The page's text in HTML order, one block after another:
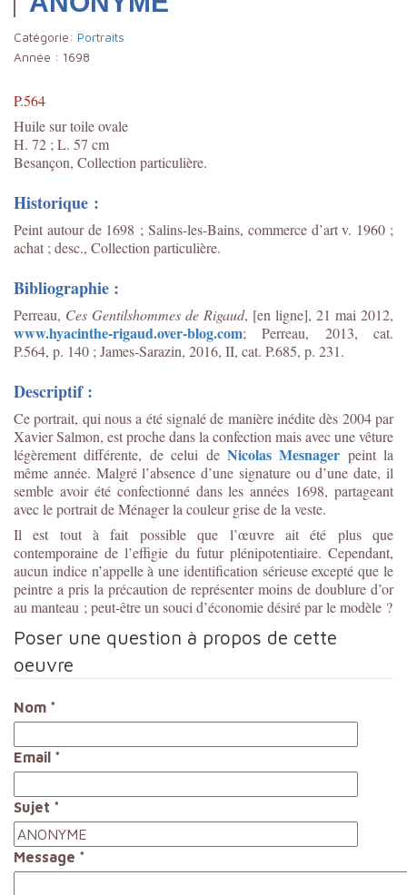
Catégorie: Portraits
Année : 1698
P.564
Huile sur toile ovale
H. 72 ; L. 57 cm
Besançon, Collection particulière.
Historique :
Peint autour de 1698 ; Salins-les-Bains, commerce d’art v. 1960 ;
achat ; desc., Collection particulière.
Bibliographie :
Perreau, Ces Gentilshommes de Rigaud, [en ligne], 21 mai 2012,
www.hyacinthe-rigaud.over-blog.com; Perreau, 2013, cat.
P.564, p. 140 ; James-Sarazin, 2016, II, cat. P.685, p. 231.
Descriptif :
Ce portrait, qui nous a été signalé de manière inédite dès 2004 par
Xavier Salmon, est proche dans la confection mais avec une vêture
légèrement différente, de celui de Nicolas Mesnager peint la
même année. Malgré l’absence d’une signature ou d’une date, il
semble avoir été confectionné dans les années 1698, partageant
avec le portrait de Ménager la couleur grise de la veste.
Il est tout à fait possible que l’œuvre ait été plus que
contemporaine de l’effigie du futur plénipotentiaire. Cependant,
aucun indice n’appelle à une identification sérieuse excepté que le
peintre a pris la précaution de représenter moins de doublure d’or
au manteau ; peut-être un souci d’économie désiré par le modèle ?
Poser une question à propos de cette
oeuvre
Nom *
Email *
Sujet *
Message *